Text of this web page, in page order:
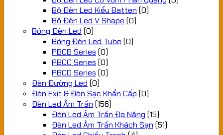
Bộ Đèn Led Kiểu Batten (0)
Bộ Đèn Led V Shape (0)
Bóng Đèn Led (0)
Bóng Đèn Led Tube (0)
PBCB Series (0)
PBCC Series (0)
PBCD Series (0)
Đèn Đường Led (0)
Đèn Exit & Đèn Sạc Khẩn Cấp (0)
Đèn Led Âm Trần (156)
Đèn Led Âm Trần Đa Năng (15)
Đèn Led Âm Trần Khách Sạn (51)